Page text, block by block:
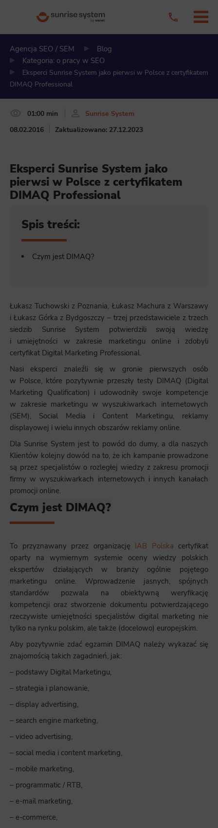
Agencja SEO / SEM
Blog
Kategoria: o pracy w SEO
Eksperci Sunrise System jako pierwsi w Polsce z certyfikatem
DIMAQ Professional
01:00 min
Sunrise System
08.02.2016
Zaktualizowano: 27.12.2023
Eksperci Sunrise System jako
pierwsi w Polsce z certyfikatem
DIMAQ Professional
Spis treści:
Czym jest DIMAQ?
Łukasz Tuchowski z Poznania, Łukasz Machura z Warszawy
i Łukasz Górka z Bydgoszczy – trzej przedstawiciele z trzech
siedzib Sunrise System potwierdzili swoją wiedzę
i umiejętności w zakresie marketingu online i zdobyli
certyfikat Digital Marketing Professional.
Nasi eksperci znaleźli się w gronie pierwszych osób
w Polsce, które pozytywnie przeszły testy DIMAQ (Digital
Marketing Qualification) i udowodniły swoje kompetencje
w zakresie marketingu w wyszukiwarkach internetowych
(SEM), Social Media i Content Marketingu, reklamy
displayowej i wielu innych obszarów reklamy online.
Dla Sunrise System jest to powód do dumy, a dla naszych
Klientów kolejny dowód na to, że ich kampanie prowadzone
są przez specjalistów o rozległej wiedzy z zakresu promocji
firmy w wyszukiwarkach internetowych i innych kanałach
promocji online.
Czym jest DIMAQ?
To przyznawany przez organizację IAB Polska certyfikat
oparty na wymiernym systemie oceny wiedzy polskich
ekspertów działających w branży ogólnie pojętego
marketingu online. Wprowadzenie jasnych, spójnych
standardów pozwala na obiektywną weryfikację
kompetencji oraz stworzenie dokumentu potwierdzającego
rzeczywiste umiejętności specjalistów digital marketing nie
tylko na rynku polskim, ale także (docelowo) europejskim.
Aby pozytywnie zdać egzamin DIMAQ należy wykazać się
znajomością takich zagadnień, jak:
– podstawy Digital Marketingu,
– strategia i planowanie,
– display advertising,
– search engine marketing,
– video advertising,
– social media i content marketing,
– mobile marketing,
– programmatic / RTB,
– e-mail marketing,
– e-commerce,